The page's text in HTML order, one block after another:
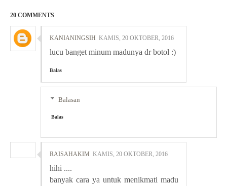
20 COMMENTS
KANIANINGSIH KAMIS, 20 OKTOBER, 2016
lucu banget minum madunya dr botol :)
Balas
Balasan
Balas
RAISAHAKIM KAMIS, 20 OKTOBER, 2016
hihi ....
banyak cara ya untuk menikmati madu